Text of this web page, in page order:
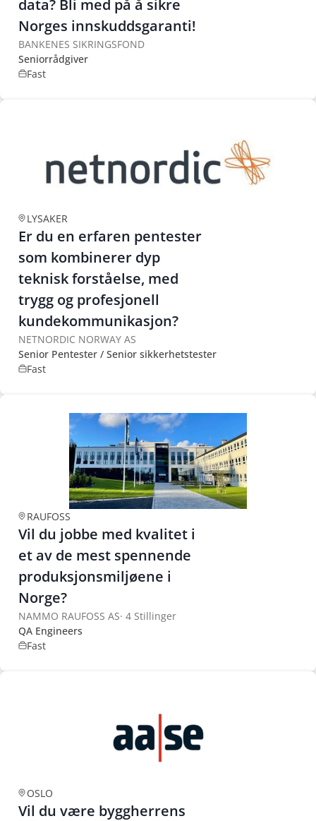
data? Bli med på å sikre
Norges innskuddsgaranti!
BANKENES SIKRINGSFOND
Seniorrådgiver
Fast
LYSAKER
Er du en erfaren pentester
som kombinerer dyp
teknisk forståelse, med
trygg og profesjonell
kundekommunikasjon?
NETNORDIC NORWAY AS
Senior Pentester / Senior sikkerhetstester
Fast
RAUFOSS
Vil du jobbe med kvalitet i
et av de mest spennende
produksjonsmiljøene i
Norge?
NAMMO RAUFOSS AS· 4 Stillinger
QA Engineers
Fast
OSLO
Vil du være byggherrens